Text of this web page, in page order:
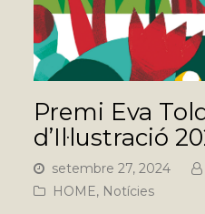
Premi Eva
d’Il·lustració
setembre 27, 2024
HOME, Notícies